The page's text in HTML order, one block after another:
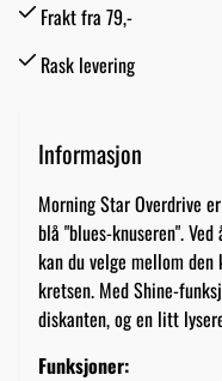
Frakt fra 79,-
Rask levering
Informasjon
Morning Star Overdrive
blå "blues-knuseren".
kan du velge mellom den
kretsen. Med Shine-
diskanten, og en litt
Funksjoner: